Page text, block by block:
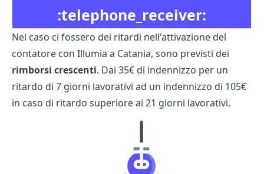
:telephone_receiver:
Nel caso ci fossero dei ritardi nell'attivazione del
contatore con Illumia a Catania, sono previsti dei
rimborsi crescenti. Dai 35€ di indennizzo per un
ritardo di 7 giorni lavorativi ad un indennizzo di 105€
in caso di ritardo superiore ai 21 giorni lavorativi.